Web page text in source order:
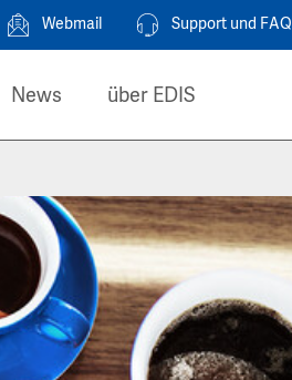
Webmail Support und FAQ
News über EDIS